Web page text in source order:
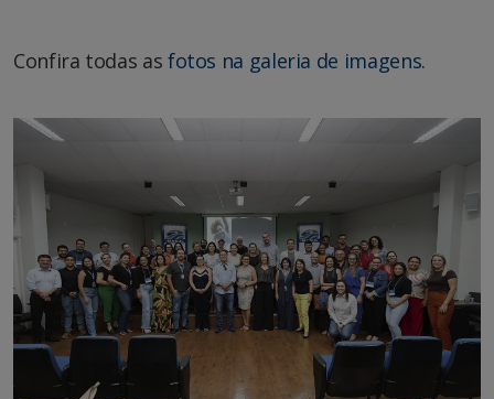
Confira todas as fotos na galeria de imagens.